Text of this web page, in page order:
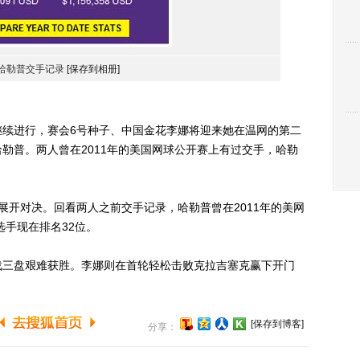
勒普交手记录 [保存到相册]
行，赛会6号种子、中国金花李娜将迎来她在温网的第二
普。两人曾在2011年的美国网球公开赛上有过交手，哈勒
决。回看两人之前交手记录，哈勒普曾在2011年的美网
现在排名32位。
艰难获胜。李娜则在首轮轻松击败克拉吉塞克赢下开门
分享： [保存到博客]